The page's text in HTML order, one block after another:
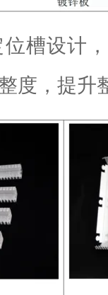
位槽设计
度，提升